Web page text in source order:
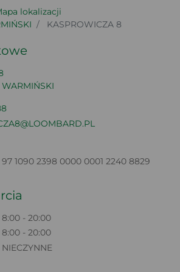
lokalizacji
KASPROWICZA 8
WARMIŃSKI
97 1090 2398 0000 0001 2240 8829
8:00 - 20:00
8:00 - 20:00
NIECZYNNE